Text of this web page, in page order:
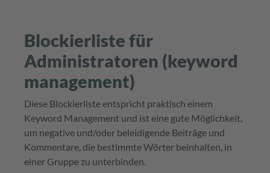
Blockierliste für
Administratoren (keyword
management)
Diese Blockierliste entspricht praktisch einem
Keyword Management und ist eine gute Möglichkeit,
um negative und/oder beleidigende Beiträge und
Kommentare, die bestimmte Wörter beinhalten, in
einer Gruppe zu unterbinden.